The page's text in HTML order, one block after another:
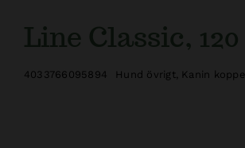
Line Classic,
4033766095894 Hund övrigt, Kanin